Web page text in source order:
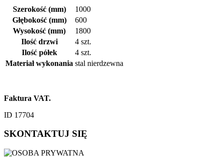
Szerokość (mm)
1000
Głębokość (mm)
600
Wysokość (mm)
1800
Ilość drzwi
4 szt.
Ilość półek
4 szt.
Materiał wykonania stal nierdzewna
Faktura VAT.
ID 17704
SKONTAKTUJ SIĘ